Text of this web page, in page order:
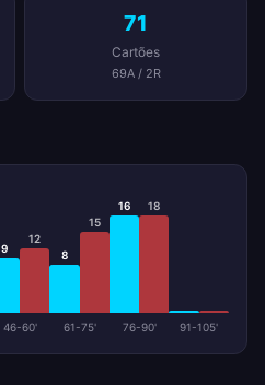
71
Cartões
69A / 2R
9
12
46-60'
8
15
61-75'
16 18
76-90' 91-105'